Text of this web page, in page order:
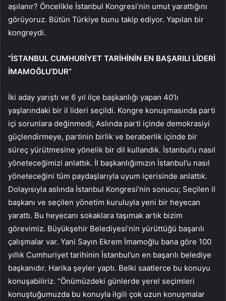
aşılanır? Öncelikle İstanbul Kongresi’nin umut yarattığını
görüyoruz. Bütün Türkiye bunu takip ediyor. Yapılan bir
kongreydi.
“İSTANBUL CUMHURİYET TARİHİNİN EN BAŞARILI LİDERİ
İMAMOĞLU’DUR”
İki aday yarıştı ve 6 yıl ilçe başkanlığı yapan 40’lı
yaşlarındaki bir il lideri seçildi. Kongre konuşmasında parti
içi sorunlara değinmedi; Aslında parti içinde demokrasiyi
güçlendirmeye, partinin birlik ve beraberlik içinde bir
süreç yürütmesine yönelik bir dil kullandık. İstanbul’u nasıl
yöneteceğimizi anlattık. İl başkanlığımızın İstanbul’u nasıl
yöneteceğini tüm paydaşlarıyla uyum içerisinde anlattık.
Dolayısıyla aslında İstanbul Kongresi’nin sonucu; Seçilen il
başkanı ve seçilen yönetim kuruluyla yeni bir heyecan
yarattı. Bu heyecanı sokaklara taşımak artık bizim
görevimiz. Büyükşehir Belediyesi’nin yürüttüğü başarılı
çalışmalar var. Yani Sayın Ekrem İmamoğlu bana göre 100
yıllık Cumhuriyet tarihinin İstanbul’un en başarılı belediye
başkanıdır. Harika şeyler yaptı. Belki saatlerce bu konuyu
konuşabiliriz. “Önümüzdeki günlerde yerel seçimleri
konuştuğumuzda bu konuyla ilgili çok uzun konuşmalar